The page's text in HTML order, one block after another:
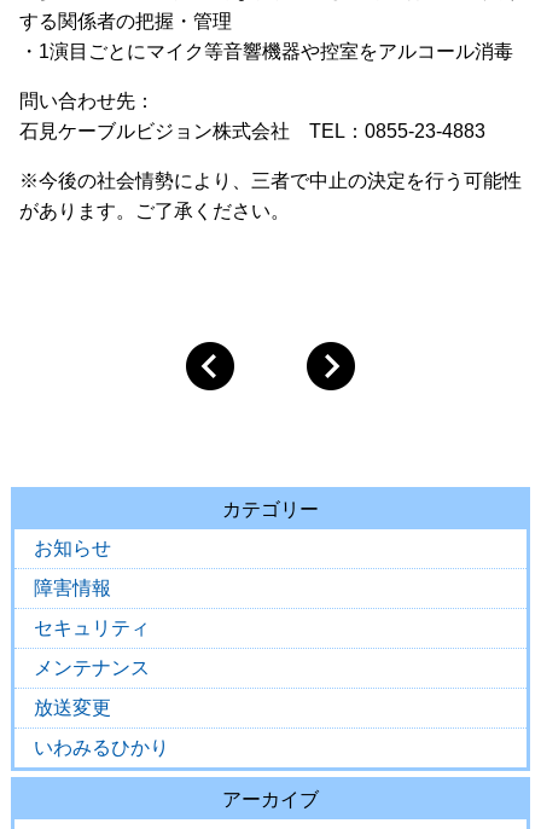
する関係者の把握・管理
・1演目ごとにマイク等音響機器や控室をアルコール消毒
問い合わせ先：
石見ケーブルビジョン株式会社 TEL：0855-23-4883
※今後の社会情勢により、三者で中止の決定を行う可能性
があります。ご了承ください。
カテゴリー
お知らせ
障害情報
セキュリティ
メンテナンス
放送変更
いわみるひかり
アーカイブ